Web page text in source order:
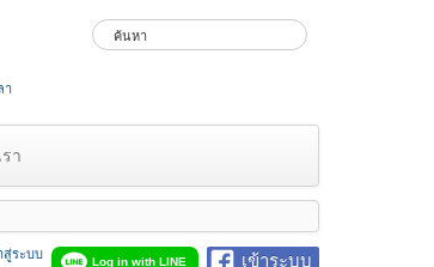
า
า
เข้าระบบ
Log in with LINE
สู่ระบบ